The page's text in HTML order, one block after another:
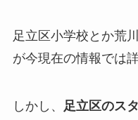
足立区小学校とか荒
が今現在の情報では
しかし、
足立区のス